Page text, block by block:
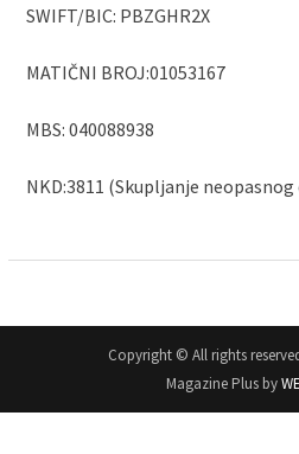
SWIFT/BIC: PBZGHR2X
MATIČNI BROJ:01053167
MBS: 040088938
NKD:3811 (Skupljanje
Copyright © All rights
Magazine Plus by